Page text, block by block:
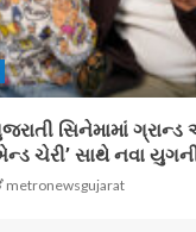
સિનેમામાં ગ્રાન્ડ
એન્ડ ચેરી’ સાથે નવા
metronewsgujarat